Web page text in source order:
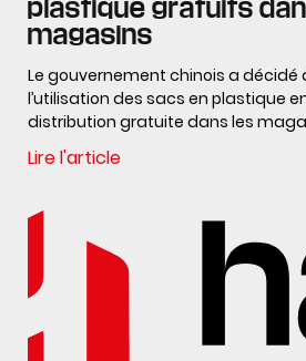
plastique gratuits
magasins
Le gouvernement chinois a décidé
l’utilisation des sacs en plastique
distribution gratuite dans les
Lire l'article